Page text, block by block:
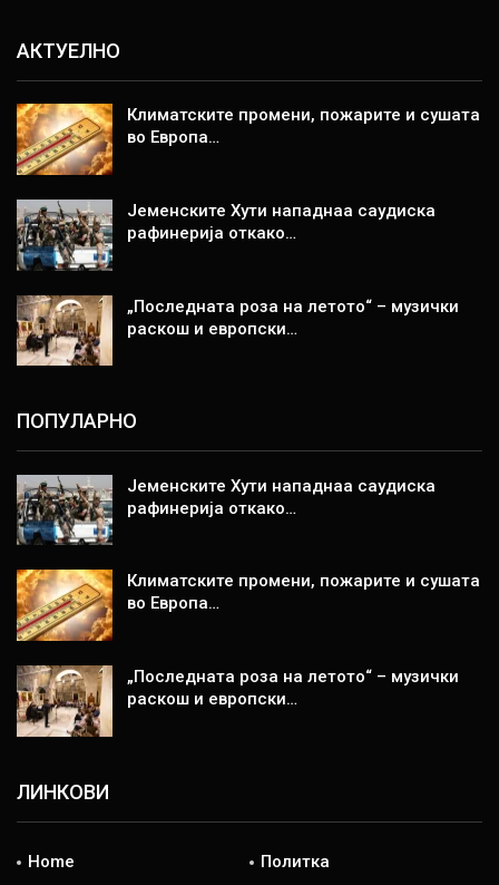
АКТУЕЛНО
Климатските промени, пожарите и сушата
во Европа…
Јеменските Хути нападнаа саудиска
рафинерија откако…
„Последната роза на летото“ – музички
раскош и европски…
ПОПУЛАРНО
Јеменските Хути нападнаа саудиска
рафинерија откако…
Климатските промени, пожарите и сушата
во Европа…
„Последната роза на летото“ – музички
раскош и европски…
ЛИНКОВИ
Home Политка